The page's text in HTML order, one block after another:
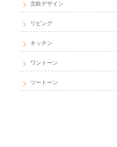
北欧デザイン
リビング
キッチン
ワントーン
ツートーン